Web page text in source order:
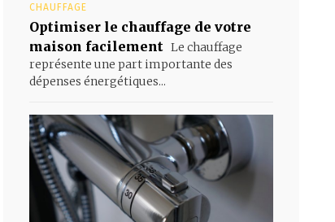
CHAUFFAGE
Optimiser le chauffage de votre
maison facilement Le chauffage
représente une part importante des
dépenses énergétiques...